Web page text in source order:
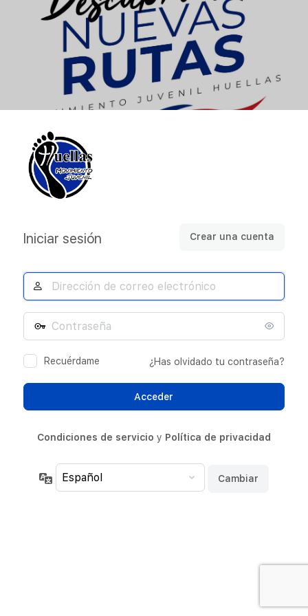
Iniciar sesión Crear una cuenta
Dirección
electrónico
Contraseña
Recuérdame ¿Has olvidado tu contraseña?
Condiciones de servicio y Política de privacidad
Idioma